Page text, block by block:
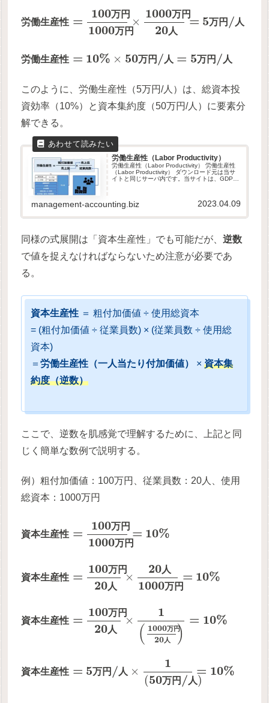
労働生産性 =
100万円
1000万 円
×
1000万円
20人
= 5万 円 /人
労働生産性 = 10% × 50万円 / 人 = 5万円 / 人
このように、労働生産性（5万円/人）は、総資本投
資効率（10%）と資本集約度（50万円/人）に要素分
解できる。
労働生産性（Labor Productivity）
労働生産性（Labor Productivity） 労働生産性
（Labor Productivity） ダウンロード元は当サ
イトと同じサーバ内です。当サイトは、GDPR
management-accounting.biz 2023.04.09
同様の式展開は「資本生産性」でも可能だが、逆数
で値を捉えなければならないため注意が必要であ
る。
資本生産性 ＝ 粗付加価値 ÷ 使用総資本
= (粗付加価値 ÷ 従業員数) × (従業員数 ÷ 使用総
資本)
＝労働生産性（一人当たり付加価値） ×資本集
約度（逆数）
ここで、逆数を肌感覚で理解するために、上記と同
じく簡単な数例で説明する。
例）粗付加価値：100万円、従業員数：20人、使用
総資本：1000万円
資本生産性 =
100万円
1000万円
= 10%
資本生産性 =
100万円
20人
×
20人
1000万円
= 10%
資本生産性 =
100万円
20人
×
1
( 1000万円
20人 )
= 10%
資本生産性 = 5万円 / 人 ×
1
(50万円 / 人)
= 10%